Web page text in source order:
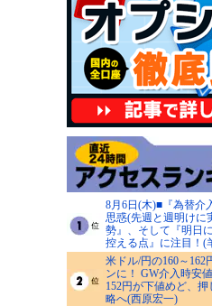
8月6日(木)■『為替介
思惑(先週と週明けに
勢』、そして『明日
控える点』に注目！(
米ドル/円の160～162
ンに！ GW介入時安
152円が下値めど、
略へ(西原宏一)